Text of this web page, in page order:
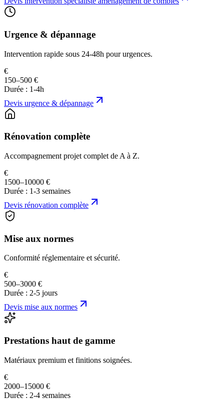
Urgence & dépannage
Intervention rapide sous 24-48h pour urgences.
€
150–500 €
Durée : 1-4h
Devis urgence & dépannage
Rénovation complète
Accompagnement projet complet de A à Z.
€
1500–10000 €
Durée : 1-3 semaines
Devis rénovation complète
Mise aux normes
Conformité réglementaire et sécurité.
€
500–3000 €
Durée : 2-5 jours
Devis mise aux normes
Prestations haut de gamme
Matériaux premium et finitions soignées.
€
2000–15000 €
Durée : 2-4 semaines